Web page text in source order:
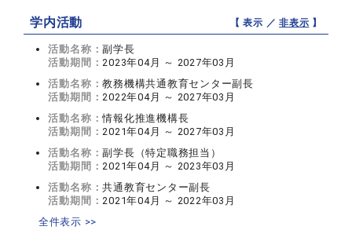
学内活動 【 表示 ／非表示 】
活動名称：副学長
活動期間：2023年04月 ～ 2027年03月
活動名称：教務機構共通教育センター副長
活動期間：2022年04月 ～ 2027年03月
活動名称：情報化推進機構長
活動期間：2021年04月 ～ 2027年03月
活動名称：副学長（特定職務担当）
活動期間：2021年04月 ～ 2023年03月
活動名称：共通教育センター副長
活動期間：2021年04月 ～ 2022年03月
全件表示 >>